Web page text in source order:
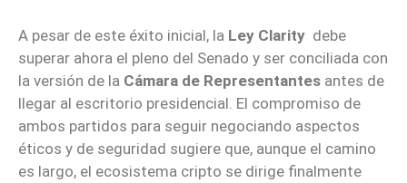
A pesar de este éxito inicial, la Ley Clarity debe
superar ahora el pleno del Senado y ser conciliada con
la versión de la Cámara de Representantes antes de
llegar al escritorio presidencial. El compromiso de
ambos partidos para seguir negociando aspectos
éticos y de seguridad sugiere que, aunque el camino
es largo, el ecosistema cripto se dirige finalmente